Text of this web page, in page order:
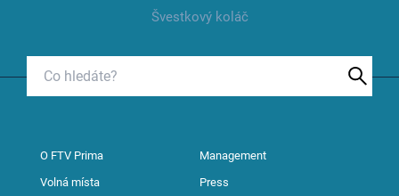
Švestkový koláč
O FTV Prima Management
Volná místa Press